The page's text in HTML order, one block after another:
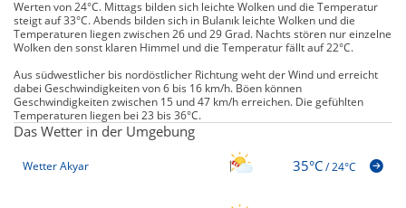
Werten von 24°C. Mittags bilden sich leichte Wolken und die Temperatur
steigt auf 33°C. Abends bilden sich in Bulanık leichte Wolken und die
Temperaturen liegen zwischen 26 und 29 Grad. Nachts stören nur einzelne
Wolken den sonst klaren Himmel und die Temperatur fällt auf 22°C.
Aus südwestlicher bis nordöstlicher Richtung weht der Wind und erreicht
dabei Geschwindigkeiten von 6 bis 16 km/h. Böen können
Geschwindigkeiten zwischen 15 und 47 km/h erreichen. Die gefühlten
Temperaturen liegen bei 23 bis 36°C.
Das Wetter in der Umgebung
Wetter Akyar 35°C/24°C